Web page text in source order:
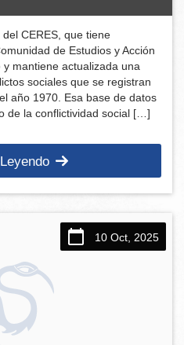
CERES, que tiene
de Estudios y Acción
mantiene actualizada una
sociales que se registran
año 1970. Esa base de datos
de la conflictividad social […]
10 Oct, 2025